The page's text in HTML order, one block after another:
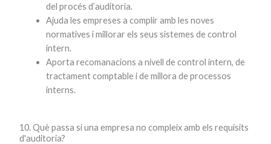
del procés d’auditoria.
Ajuda les empreses a complir amb les noves
normatives i millorar els seus sistemes de control
intern.
Aporta recomanacions a nivell de control intern, de
tractament comptable i de millora de processos
interns.
10. Què passa si una empresa no compleix amb els requisits
d'auditoria?